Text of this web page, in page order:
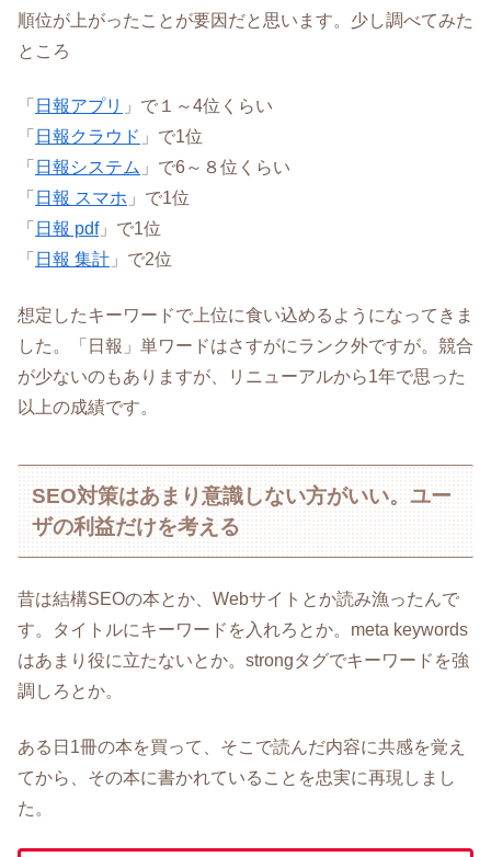
順位が上がったことが要因だと思います。少し調べてみた
ところ
「 日報アプリ 」で１～4位くらい
「 日報クラウド 」で1位
「 日報システム 」で6～８位くらい
「 日報 スマホ 」で1位
「 日報 pdf」で1位
「 日報 集計 」で2位
想定したキーワードで上位に食い込めるようになってきま
した。「日報」単ワードはさすがにランク外ですが。競合
が少ないのもありますが、リニューアルから1年で思った
以上の成績です。
SEO対策はあまり意識しない方がいい。ユー
ザの利益だけを考える
昔は結構SEOの本とか、Webサイトとか読み漁ったんで
す。タイトルにキーワードを入れろとか。meta keywords
はあまり役に立たないとか。strongタグでキーワードを強
調しろとか。
ある日1冊の本を買って、そこで読んだ内容に共感を覚え
てから、その本に書かれていることを忠実に再現しまし
た。